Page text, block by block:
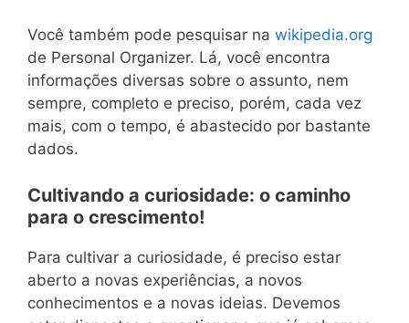
Você também pode pesquisar na wikipedia.org
de Personal Organizer. Lá, você encontra
informações diversas sobre o assunto, nem
sempre, completo e preciso, porém, cada vez
mais, com o tempo, é abastecido por bastante
dados.
Cultivando a curiosidade: o caminho
para o crescimento!
Para cultivar a curiosidade, é preciso estar
aberto a novas experiências, a novos
conhecimentos e a novas ideias. Devemos